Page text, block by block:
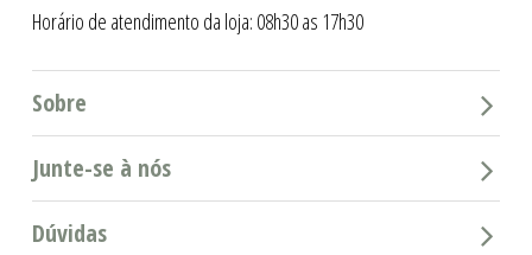
Horário de atendimento da loja: 08h30 as 17h30
Sobre
Junte-se à nós
Dúvidas